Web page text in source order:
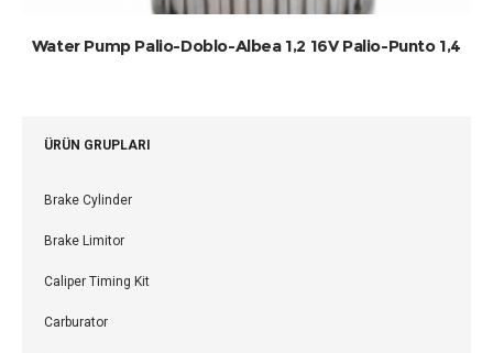
Water Pump Palio-Doblo-Albea 1,2 16V Palio-Punto 1,4
ÜRÜN GRUPLARI
Brake Cylinder
Brake Limitor
Caliper Timing Kit
Carburator